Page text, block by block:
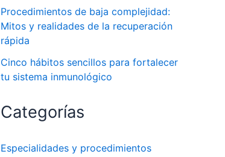
Procedimientos de baja complejidad:
Mitos y realidades de la recuperación
rápida
Cinco hábitos sencillos para fortalecer
tu sistema inmunológico
Categorías
Especialidades y procedimientos